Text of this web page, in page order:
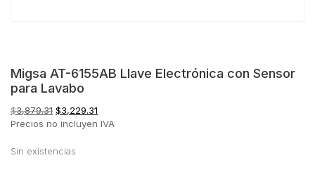
Migsa AT-6155AB Llave Electrónica con Sensor
para Lavabo
$3,879.31 El
precio
era:
$3,229.31
precio
Precios no incluyen IVA
Sin existencias